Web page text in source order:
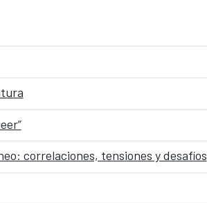
correlaciones, tensiones y desafíos